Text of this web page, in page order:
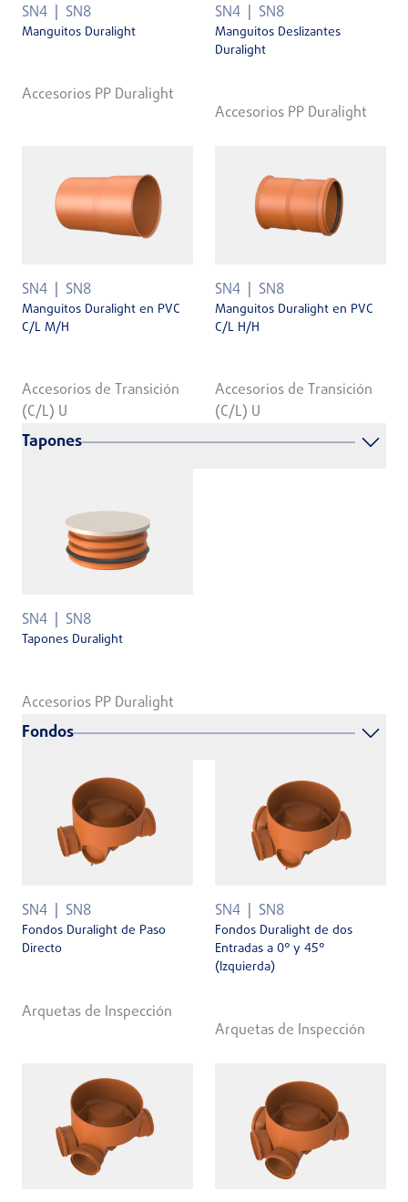
SN4 SN8
Manguitos Duralight
Accesorios PP Duralight
SN4 SN8
Manguitos Deslizantes
Duralight
Accesorios PP Duralight
SN4 SN8
Manguitos Duralight en PVC
C/L M/H
Accesorios de Transición
(C/L) U
SN4 SN8
Manguitos Duralight en PVC
C/L H/H
Accesorios de Transición
(C/L) U
Tapones
SN4 SN8
Tapones Duralight
Accesorios PP Duralight
Fondos
SN4 SN8
Fondos Duralight de Paso
Directo
Arquetas de Inspección
SN4 SN8
Fondos Duralight de dos
Entradas a 0° y 45°
(Izquierda)
Arquetas de Inspección